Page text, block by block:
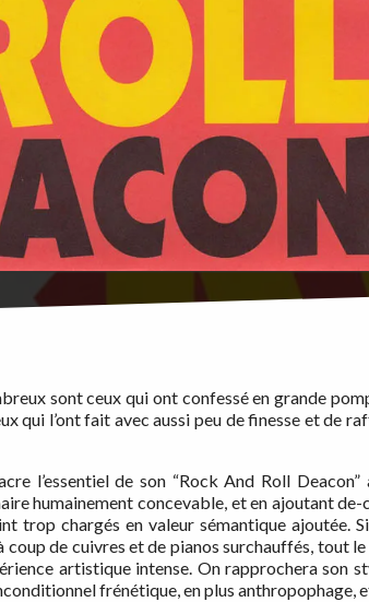
sont ceux qui ont confessé en grande
qui l’ont fait avec aussi peu de finesse et de
l’essentiel de son “Rock And Roll
humainement concevable, et en ajoutant
trop chargés en valeur sémantique ajoutée.
coup de cuivres et de pianos surchauffés, tout
artistique intense. On rapprochera son
frénétique, en plus anthropophage,